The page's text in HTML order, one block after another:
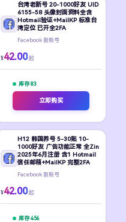
台湾老新号 20-1000好友 UID
6155-58 头像封面资料全含
Hotmail验证+MailKP 标准台
湾定位 已开全2FA
Facebook 新账号
¥42.00 起
库存 83
立即购买
H12 韩国养号 5-30贴 10-
1000好友 广告功能正常 全Zin
2025年6月注册 含1 Hotmail
信任邮箱+MailKP 完整2FA
Facebook 新账号
¥42.00 起
库存 456